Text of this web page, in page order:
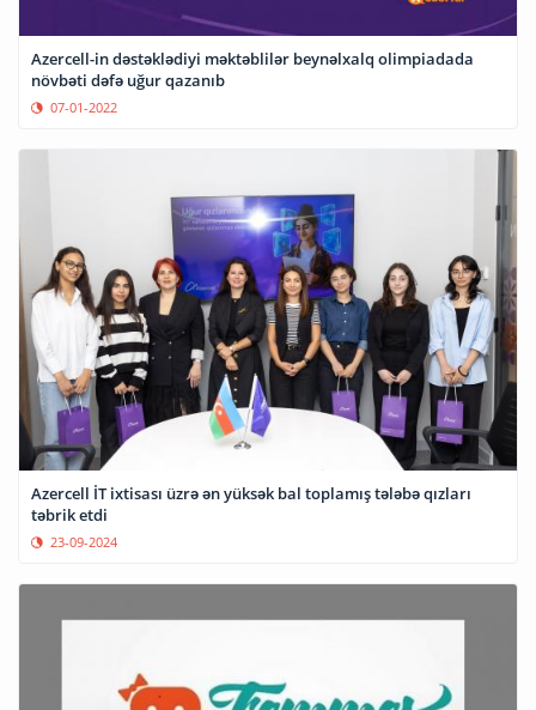
Azercell-in dəstəklədiyi məktəblilər beynəlxalq olimpiadada
növbəti dəfə uğur qazanıb
07-01-2022
Azercell İT ixtisası üzrə ən yüksək bal toplamış tələbə qızları
təbrik etdi
23-09-2024